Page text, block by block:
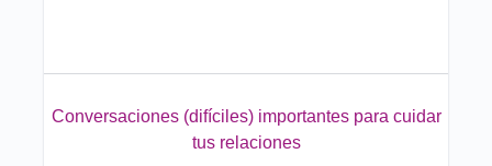
Conversaciones (difíciles) importantes para cuidar
tus relaciones